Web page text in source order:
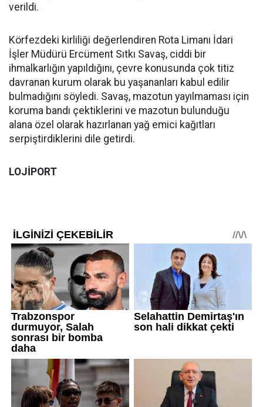
verildi.
Körfezdeki kirliliği değerlendiren Rota Limanı İdari
İşler Müdürü Ercüment Sıtkı Savaş, ciddi bir
ihmalkarlığın yapıldığını, çevre konusunda çok titiz
davranan kurum olarak bu yaşananları kabul edilir
bulmadığını söyledi. Savaş, mazotun yayılmaması için
koruma bandı çektiklerini ve mazotun bulunduğu
alana özel olarak hazırlanan yağ emici kağıtları
serpiştirdiklerini dile getirdi.
LOJİPORT